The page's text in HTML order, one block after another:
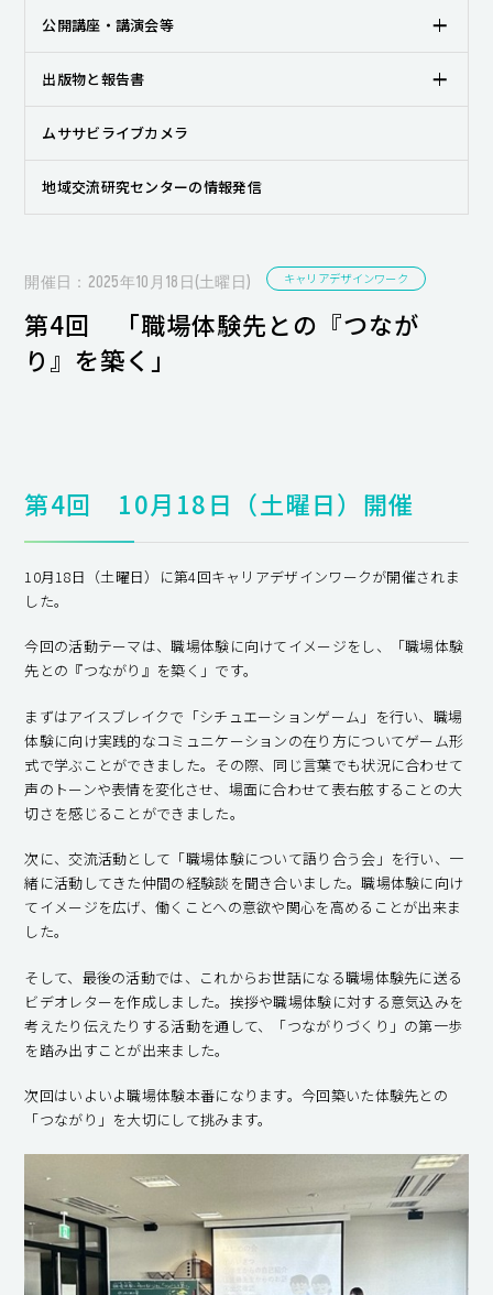
公開講座・講演会等
出版物と報告書
ムササビライブカメラ
地域交流研究センターの情報発信
開催日：2025年10月18日(土曜日) キャリアデザインワーク
第4回 「職場体験先との『つなが
り』を築く」
第4回 10月18日（土曜日）開催
10月18日（土曜日）に第4回キャリアデザインワークが開催されま
した。
今回の活動テーマは、職場体験に向けてイメージをし、「職場体験
先との『つながり』を築く」です。
まずはアイスブレイクで「シチュエーションゲーム」を行い、職場
体験に向け実践的なコミュニケーションの在り方についてゲーム形
式で学ぶことができました。その際、同じ言葉でも状況に合わせて
声のトーンや表情を変化させ、場面に合わせて表右舷することの大
切さを感じることができました。
次に、交流活動として「職場体験について語り合う会」を行い、一
緒に活動してきた仲間の経験談を聞き合いました。職場体験に向け
てイメージを広げ、働くことへの意欲や関心を高めることが出来ま
した。
そして、最後の活動では、これからお世話になる職場体験先に送る
ビデオレターを作成しました。挨拶や職場体験に対する意気込みを
考えたり伝えたりする活動を通して、「つながりづくり」の第一歩
を踏み出すことが出来ました。
次回はいよいよ職場体験本番になります。今回築いた体験先との
「つながり」を大切にして挑みます。